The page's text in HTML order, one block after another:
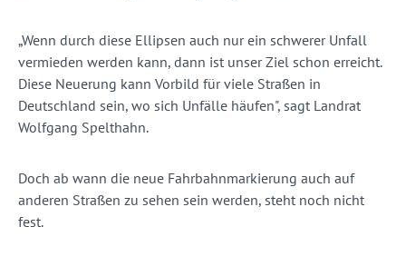
„Wenn durch diese Ellipsen auch nur ein schwerer Unfall
vermieden werden kann, dann ist unser Ziel schon erreicht.
Diese Neuerung kann Vorbild für viele Straßen in
Deutschland sein, wo sich Unfälle häufen", sagt Landrat
Wolfgang Spelthahn.
Doch ab wann die neue Fahrbahnmarkierung auch auf
anderen Straßen zu sehen sein werden, steht noch nicht
fest.